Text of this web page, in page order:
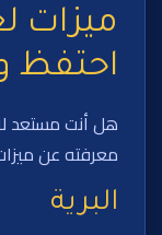
ميزات
احتفظ
هل أنت مستعد
معرفته عن
البرية